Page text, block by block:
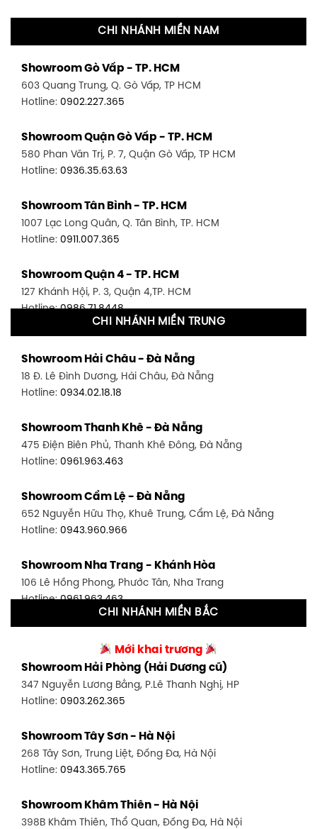
CHI NHÁNH MIỀN NAM
Showroom Gò Vấp - TP. HCM
603 Quang Trung, Q. Gò Vấp, TP HCM
Hotline: 0902.227.365
Showroom Quận Gò Vấp - TP. HCM
580 Phan Văn Trị, P. 7, Quận Gò Vấp, TP HCM
Hotline: 0936.35.63.63
Showroom Tân Bình - TP. HCM
1007 Lạc Long Quân, Q. Tân Bình, TP. HCM
Hotline: 0911.007.365
Showroom Quận 4 - TP. HCM
127 Khánh Hội, P. 3, Quận 4,TP. HCM
Hotline:0986.71.8448
1411 Đường 3/2, P. 16, Quận 11, TP. HCM
Hotline:0906.256.759
1448 Huỳnh Tấn Phát, Phú Thuận, Quận 7, TP HCM
Hotline:0946.480.580
348 Đ. Bạch Đằng, P. 14, Bình Thạnh, TP HCM
Hotline:0902.716.230
591 Hoàng Văn Thụ, P. 4, Tân Bình, TP HCM
Hotline:0906.256.759
Showroom Tân Bình 2 - TP. HCM
0986.71.8448
Showroom Thuận An - Bình Dương
66 đường DT743, An Phú, Thuận An, Bình Dương
Showroom Biên Hòa - Đồng Nai
452 Nguyễn Ái Quốc, Tân Tiến, TP. Biên Hòa, Đồng Nai
CHI NHÁNH MIỀN TRUNG
Showroom Hải Châu - Đà Nẵng
18 Đ. Lê Đình Dương, Hải Châu, Đà Nẵng
Hotline: 0934.02.18.18
Showroom Thanh Khê - Đà Nẵng
475 Điện Biên Phủ, Thanh Khê Đông, Đà Nẵng
Hotline: 0961.963.463
Showroom Cẩm Lệ - Đà Nẵng
652 Nguyễn Hữu Thọ, Khuê Trung, Cẩm Lệ, Đà Nẵng
Hotline: 0943.960.966
Showroom Nha Trang - Khánh Hòa
106 Lê Hồng Phong, Phước Tân, Nha Trang
Hotline:0961.963.463
27-29 Nguyễn Sỹ Sách, Hưng Bình, TP Vinh, Nghệ An
Hotline:0943.960.966
Showroom Buôn Ma Thuột
Hotline:0934.02.18.18
CHI NHÁNH MIỀN BẮC
Mới khai trương
Showroom Hải Phòng (Hải Dương cũ)
347 Nguyễn Lương Bằng, P.Lê Thanh Nghị, HP
Hotline: 0903.262.365
Showroom Tây Sơn - Hà Nội
268 Tây Sơn, Trung Liệt, Đống Đa, Hà Nội
Hotline: 0943.365.765
Showroom Khâm Thiên - Hà Nội
398B Khâm Thiên, Thổ Quan, Đống Đa, Hà Nội